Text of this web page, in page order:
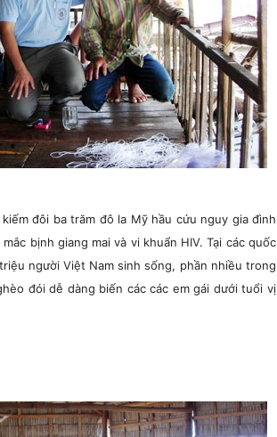
đôi ba trăm đô la Mỹ hầu cứu nguy gia đình
bịnh giang mai và vi khuẩn HIV. Tại các quốc
người Việt Nam sinh sống, phần nhiều trong
đói dễ dàng biến các các em gái dưới tuổi vị